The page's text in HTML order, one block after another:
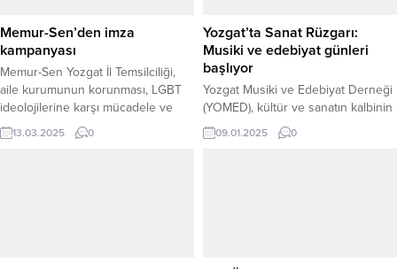
Memur-Sen’den imza
kampanyası
Memur-Sen Yozgat İl Temsilciliği,
aile kurumunun korunması, LGBT
ideolojilerine karşı mücadele ve
başörtüsü serbestliğinin anayasa
ile güvence altına alınması için imza
13.03.2025 0
Yozgat’ta Sanat Rüzgarı:
Musiki ve edebiyat günleri
başlıyor
Yozgat Musiki ve Edebiyat Derneği
(YOMED), kültür ve sanatın kalbinin
Yozgat’ta atacağı bir dizi etkinlikle
“Musiki ve Edebiyat Günleri”ni
09.01.2025 0